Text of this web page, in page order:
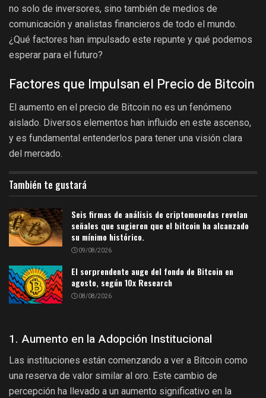
no solo de inversores, sino también de medios de
comunicación y analistas financieros de todo el mundo.
¿Qué factores han impulsado este repunte y qué podemos
esperar para el futuro?
Factores que Impulsan el Precio de Bitcoin
El aumento en el precio de Bitcoin no es un fenómeno
aislado. Diversos elementos han influido en este ascenso,
y es fundamental entenderlos para tener una visión clara
del mercado.
También te gustará
Seis firmas de análisis de criptomonedas revelan
señales que sugieren que el bitcoin ha alcanzado
su mínimo histórico.
09/08/2026
El sorprendente auge del fondo de Bitcoin en
agosto, según 10x Research
08/08/2026
1. Aumento en la Adopción Institucional
Las instituciones están comenzando a ver a Bitcoin como
una reserva de valor similar al oro. Este cambio de
percepción ha llevado a un aumento significativo en la